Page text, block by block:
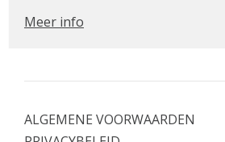
Meer info
ALGEMENE VOORWAARDEN